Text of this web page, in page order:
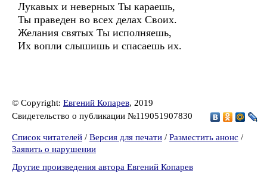
Лукавых и неверных Ты караешь,
Ты праведен во всех делах Своих.
Желания святых Ты исполняешь,
Их вопли слышишь и спасаешь их.
© Copyright: Евгений Копарев, 2019
Свидетельство о публикации №119051907830
Список читателей / Версия для печати / Разместить анонс /
Заявить о нарушении
Другие произведения автора Евгений Копарев